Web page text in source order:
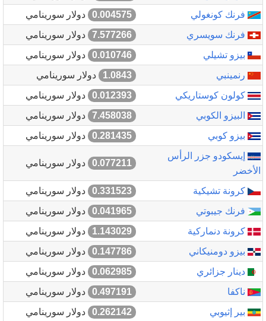
فرنك كونغولي
0.004575
دولار سورينامي
فرنك سويسري
7.577266
دولار سورينامي
بيزو تشيلي
0.010746
دولار سورينامي
رنمينبي
1.0843
دولار سورينامي
كولون كوستاريكي
0.012393
دولار سورينامي
البيزو الكوبي
7.458038
دولار سورينامي
بيزو كوبي
0.281435
دولار سورينامي
إيسكودو جزر الرأس
الأخضر
0.077211 دولار سورينامي
كرونة تشيكية 0.331523
دولار سورينامي
فرنك جيبوتي
0.041965
دولار سورينامي
كرونة دنماركية
1.143029
دولار سورينامي
بيزو دومنيكاني
0.147786
دولار سورينامي
دينار جزائري
0.062985
دولار سورينامي
ناكفا
0.497191
دولار سورينامي
بير إثيوبي
0.262142 دولار سورينامي